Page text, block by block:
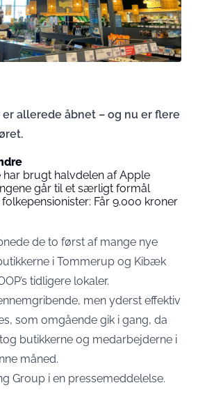
allerede åbnet – og nu er flere
har brugt halvdelen af Apple
går til et særligt formål
Får 9.000 kroner
de to først af mange nye
i Tommerup og Kibæk
tidligere lokaler.
men yderst effektiv
som omgående gik i gang, da
butikkerne og medarbejderne i
måned.
Group i en pressemeddelelse.